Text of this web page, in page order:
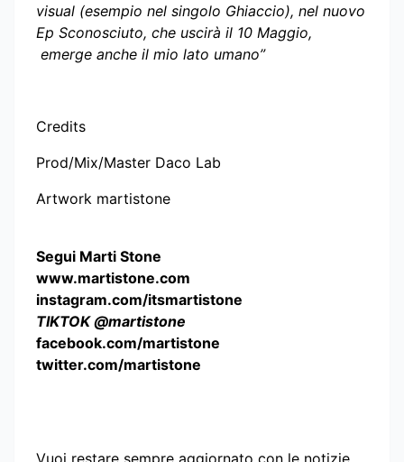
visual (esempio nel singolo Ghiaccio), nel nuovo
Ep Sconosciuto, che uscirà il 10 Maggio,
emerge anche il mio lato umano”
Credits
Prod/Mix/Master Daco Lab
Artwork martistone
Segui Marti Stone
www.martistone.com
instagram.com/itsmartistone
TIKTOK @martistone
facebook.com/martistone
twitter.com/martistone